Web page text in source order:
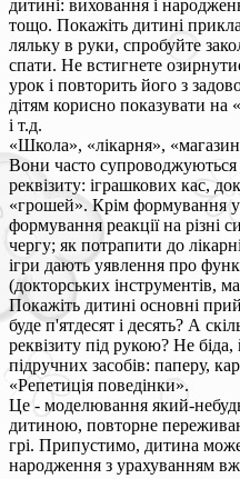
дитині: виховання і
тощо. Покажіть дитині
ляльку в руки, спробуйте
спати. Не встигнете
урок і повторить його з
дітям корисно показувати на
і т.д.
«Школа», «лікарня»,
Вони часто
реквізиту: іграшкових кас,
«грошей». Крім формування у
формування реакції на різні
чергу; як потрапити до
ігри дають уявлення про
(докторських інструментів,
Покажіть дитині основні
буде п'ятдесят і десять? А
реквізиту під рукою? Не
підручних засобів: паперу,
«Репетиція поведінки».
Це - моделювання який-
дитиною, повторне
грі. Припустимо, дитина
народження з урахуванням